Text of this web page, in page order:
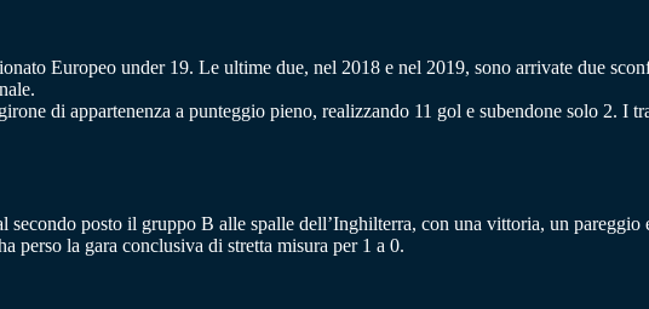
Europeo under 19. Le ultime due, nel 2018 e nel 2019, sono arrivate due
di appartenenza a punteggio pieno, realizzando 11 gol e subendone solo 2.
secondo posto il gruppo B alle spalle dell’Inghilterra, con una vittoria, un
perso la gara conclusiva di stretta misura per 1 a 0.